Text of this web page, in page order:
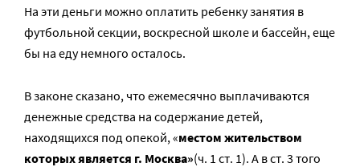
На эти деньги можно оплатить ребенку занятия в
футбольной секции, воскресной школе и бассейн, еще
бы на еду немного осталось.
В законе сказано, что ежемесячно выплачиваются
денежные средства на содержание детей,
находящихся под опекой, «местом жительством
которых является г. Москва»(ч. 1 ст. 1). А в ст. 3 того